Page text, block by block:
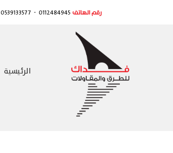
رقم الهاتف 0112484945
-
0539133577
الرئيسية